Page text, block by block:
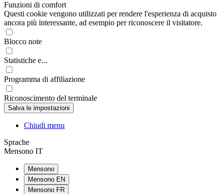
Funzioni di comfort
Questi cookie vengono utilizzati per rendere l'esperienza di acquisto
ancora più interessante, ad esempio per riconoscere il visitatore.
Blocco note
Statistiche e...
Programma di affiliazione
Riconoscimento del terminale
Chiudi menu
Sprache
Mensono IT
Mensono
Mensono EN
Mensono FR